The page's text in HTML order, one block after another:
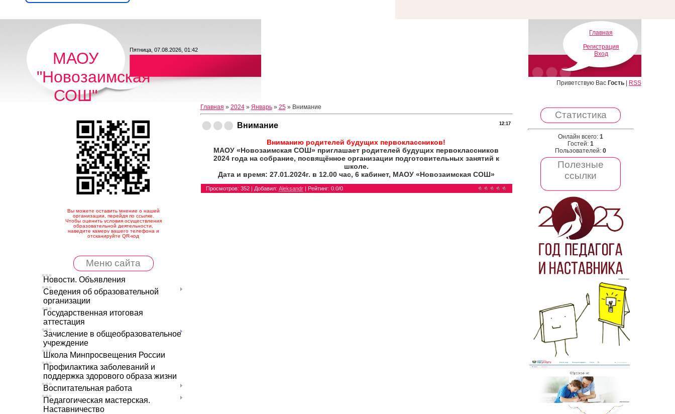
МАОУ
"Новозаимская
СОШ"
Пятница, 07.08.2026, 01:42
Главная
Регистрация
Вход
Приветствую Вас Гость| RSS
Вы можете оставить мнение о нашей
организации, перейдя по ссылке.
Чтобы оценить условия осуществления
образовательной деятельности,
наведите камеру вашего телефона и
отсканируйте QR-код
Меню сайта
Новости. Объявления
Сведения об образовательной
организации
Государственная итоговая
аттестация
Зачисление в общеобразовательное
учреждение
Школа Минпросвещения России
Профилактика заболеваний и
поддержка здорового образа жизни
Воспитательная работа
Педагогическая мастерская.
Наставничество
Главная » 2024 » Январь » 25» Внимание
12:17
Внимание
Вниманию родителей будущих первоклассников!
МАОУ «Новозаимская СОШ» приглашает родителей будущих первоклассников
2024 года на собрание, посвящённое организации подготовительных занятий к
школе.
Дата и время: 27.01.2024г. в 12.00 час, 6 кабинет, МАОУ «Новозаимская СОШ»
Просмотров: 352 | Добавил: Aleksandr| Рейтинг: 0.0/0
Статистика
Онлайн всего: 1
Гостей: 1
Пользователей: 0
Полезные
ссылки